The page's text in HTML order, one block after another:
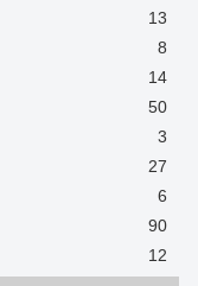
13
8
14
50
3
27
6
90
12